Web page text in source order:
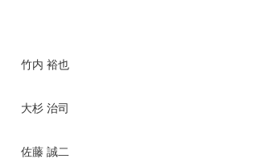
竹内 裕也
大杉 治司
佐藤 誠二